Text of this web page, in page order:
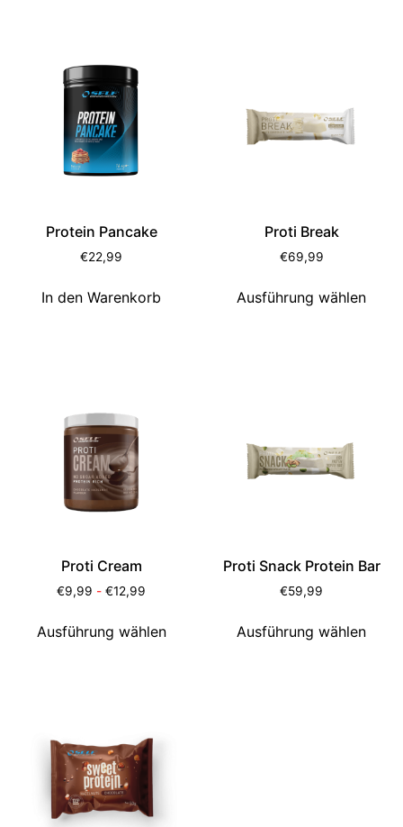
Protein Pancake
€22,99
In den Warenkorb
Proti Break
€69,99
Ausführung wählen
Proti Cream
€9,99 -€12,99
Ausführung wählen
Proti Snack Protein Bar
€59,99
Ausführung wählen